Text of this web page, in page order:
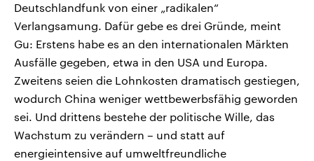
Deutschlandfunk von einer „radikalen“
Verlangsamung. Dafür gebe es drei Gründe, meint
Gu: Erstens habe es an den internationalen Märkten
Ausfälle gegeben, etwa in den USA und Europa.
Zweitens seien die Lohnkosten dramatisch gestiegen,
wodurch China weniger wettbewerbsfähig geworden
sei. Und drittens bestehe der politische Wille, das
Wachstum zu verändern – und statt auf
energieintensive auf umweltfreundliche